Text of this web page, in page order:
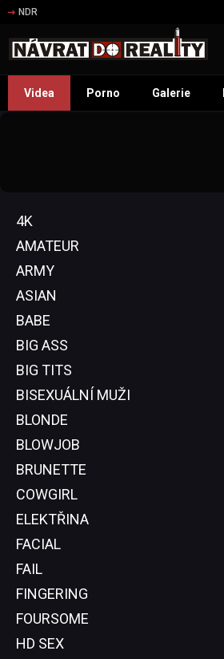
NDR
Videa Porno Galerie
4K
AMATEUR
ARMY
ASIAN
BABE
BIG ASS
BIG TITS
BISEXUÁLNÍ MUŽI
BLONDE
BLOWJOB
BRUNETTE
COWGIRL
ELEKTŘINA
FACIAL
FAIL
FINGERING
FOURSOME
HD SEX